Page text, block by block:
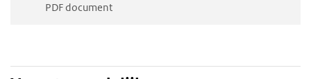
PDF document